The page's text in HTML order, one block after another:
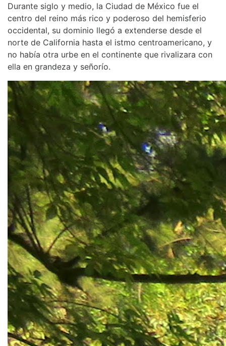
Durante siglo y medio, la Ciudad de México fue el
centro del reino más rico y poderoso del hemisferio
occidental, su dominio llegó a extenderse desde el
norte de California hasta el istmo centroamericano, y
no había otra urbe en el continente que rivalizara con
ella en grandeza y señorío.